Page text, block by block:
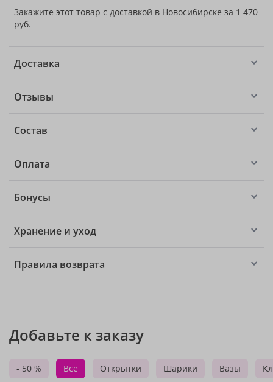
Закажите этот товар с доставкой в Новосибирске за 1 470
руб.
Доставка
Отзывы
Состав
Оплата
Бонусы
Хранение и уход
Правила возврата
Добавьте к заказу
- 50 % Все Открытки Шарики Вазы